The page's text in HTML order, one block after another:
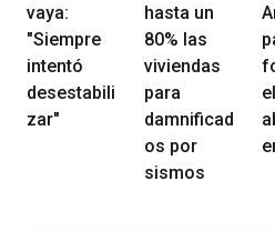
vaya:
"Siempre
intentó
desestabili
zar"
hasta un
80% las
viviendas
para
damnificad
os por
sismos
el